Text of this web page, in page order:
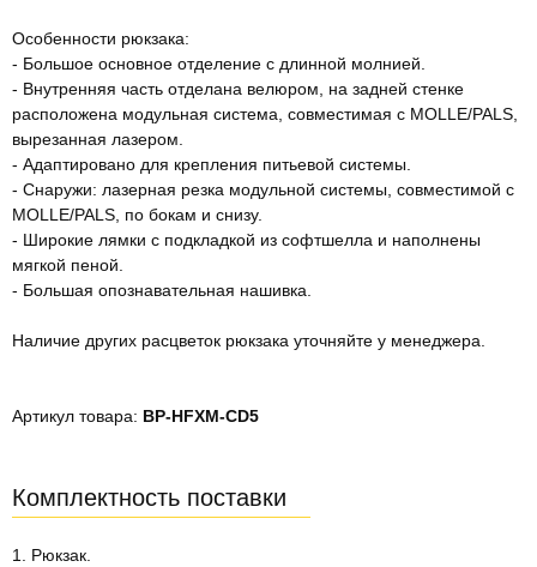
Особенности рюкзака:
- Большое основное отделение с длинной молнией.
- Внутренняя часть отделана велюром, на задней стенке
расположена модульная система, совместимая с MOLLE/PALS,
вырезанная лазером.
- Адаптировано для крепления питьевой системы.
- Снаружи: лазерная резка модульной системы, совместимой с
MOLLE/PALS, по бокам и снизу.
- Широкие лямки с подкладкой из софтшелла и наполнены
мягкой пеной.
- Большая опознавательная нашивка.
Наличие других расцветок рюкзака уточняйте у менеджера.
Артикул товара: BP-HFXM-CD5
Комплектность поставки
1. Рюкзак.